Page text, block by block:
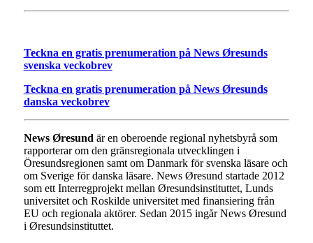
Teckna en gratis prenumeration på News Øresunds
svenska veckobrev
Teckna en gratis prenumeration på News Øresunds
danska veckobrev
News Øresund är en oberoende regional nyhetsbyrå som
rapporterar om den gränsregionala utvecklingen i
Öresundsregionen samt om Danmark för svenska läsare och
om Sverige för danska läsare. News Øresund startade 2012
som ett Interregprojekt mellan Øresundsinstituttet, Lunds
universitet och Roskilde universitet med finansiering från
EU och regionala aktörer. Sedan 2015 ingår News Øresund
i Øresundsinstituttet.